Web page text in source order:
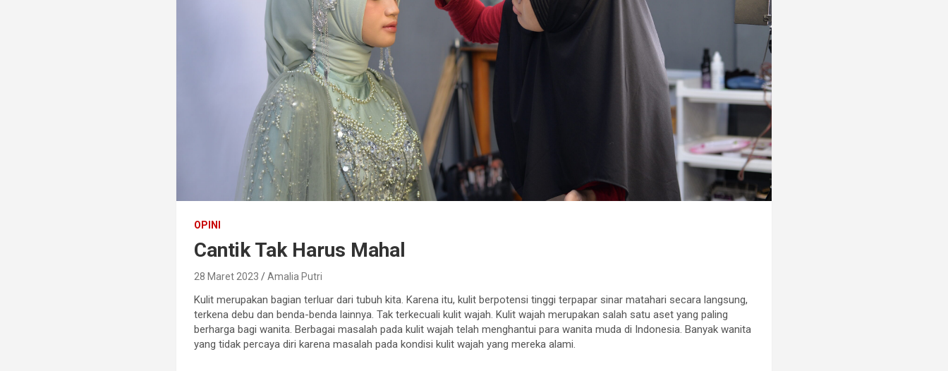
OPINI
Cantik Tak Harus Mahal
28 Maret 2023 Amalia Putri
Kulit merupakan bagian terluar dari tubuh kita. Karena itu, kulit berpotensi tinggi terpapar sinar matahari secara langsung,
terkena debu dan benda-benda lainnya. Tak terkecuali kulit wajah. Kulit wajah merupakan salah satu aset yang paling
berharga bagi wanita. Berbagai masalah pada kulit wajah telah menghantui para wanita muda di Indonesia. Banyak wanita
yang tidak percaya diri karena masalah pada kondisi kulit wajah yang mereka alami.